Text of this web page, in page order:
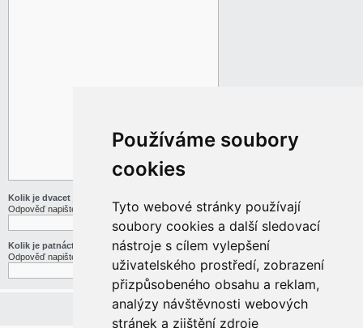
Používáme soubory
cookies
Tyto webové stránky používají
soubory cookies a další sledovací
nástroje s cílem vylepšení
uživatelského prostředí, zobrazení
přizpůsobeného obsahu a reklam,
analýzy návštěvnosti webových
stránek a zjištění zdroje
Kolik je dvacet jedna děleno třemi
Odpověď napište slovy
Kolik je patnáct mínus pět
Odpověď napište slovy